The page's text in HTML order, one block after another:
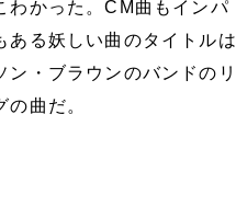
わかった。CM曲もインパ
ある妖しい曲のタイトルは
ン・ブラウンのバンドのリ
曲だ。